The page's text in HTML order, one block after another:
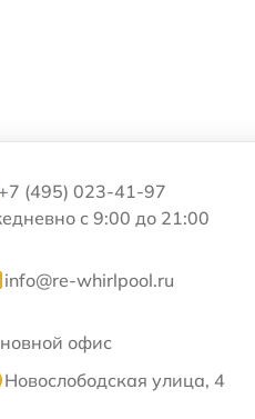
+7 (495) 023-41-97
с 9:00 до 21:00
info@re-whirlpool.ru
офис
Новослободская улица, 4